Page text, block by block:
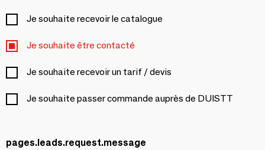
Je souhaite recevoir le catalogue
Je souhaite être contacté
Je souhaite recevoir un tarif / devis
Je souhaite passer commande auprès de DUISTT
pages.leads.request.message